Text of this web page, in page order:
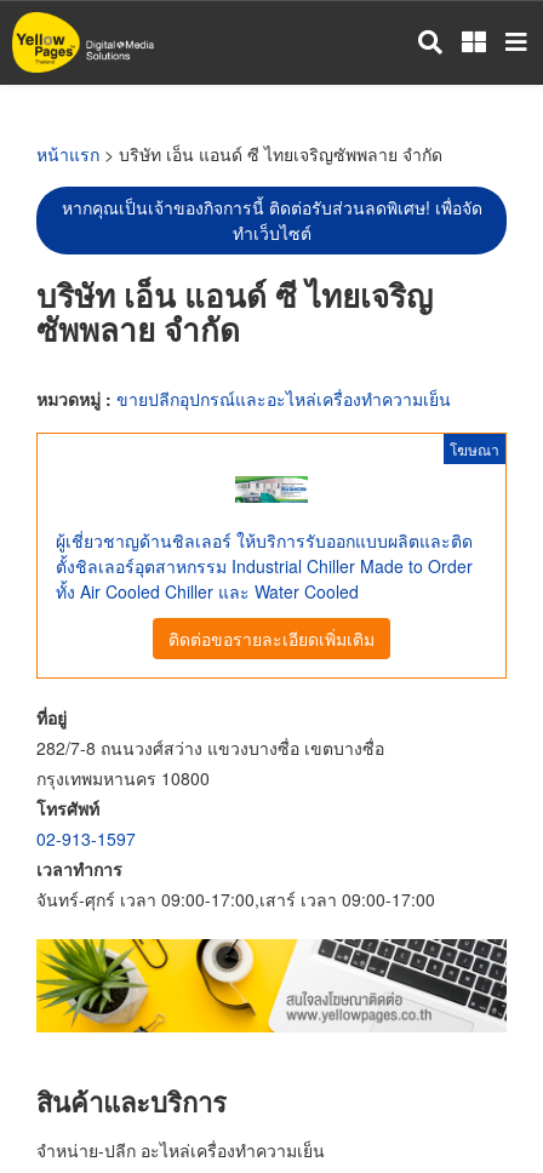
ข้าม
ไป
หน้าแรก > บริษัท เอ็น แอนด์ ซี ไทยเจริญซัพพลาย จำกัด
หากคุณเป็นเจ้าของกิจการนี้ ติดต่อรับส่วนลดพิเศษ! เพื่อจัด
ทำเว็บไซต์
บริษัท เอ็น แอนด์ ซี ไทยเจริญ
ซัพพลาย จำกัด
หมวดหมู่ : ขายปลีกอุปกรณ์และอะไหล่เครื่องทำความเย็น
โฆษณา
ผู้เชี่ยวชาญด้านชิลเลอร์ ให้บริการรับออกแบบผลิตและติด
ตั้งชิลเลอร์อุตสาหกรรม Industrial Chiller Made to Order
ทั้ง Air Cooled Chiller และ Water Cooled
ติดต่อขอรายละเอียดเพิ่มเติม
ที่อยู่
282/7-8 ถนนวงศ์สว่าง แขวงบางซื่อ เขตบางซื่อ
กรุงเทพมหานคร 10800
โทรศัพท์
02-913-1597
เวลาทำการ
จันทร์-ศุกร์ เวลา 09:00-17:00,เสาร์ เวลา 09:00-17:00
สินค้าและบริการ
จำหน่าย-ปลีก อะไหล่เครื่องทำความเย็น